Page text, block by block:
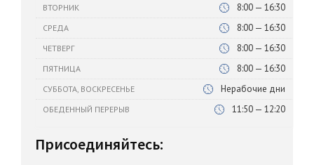
ВТОРНИК 8:00 — 16:30
СРЕДА 8:00 — 16:30
ЧЕТВЕРГ 8:00 — 16:30
ПЯТНИЦА 8:00 — 16:30
СУББОТА, ВОСКРЕСЕНЬЕ Нерабочие дни
ОБЕДЕННЫЙ ПЕРЕРЫВ 11:50 — 12:20
Присоединяйтесь: